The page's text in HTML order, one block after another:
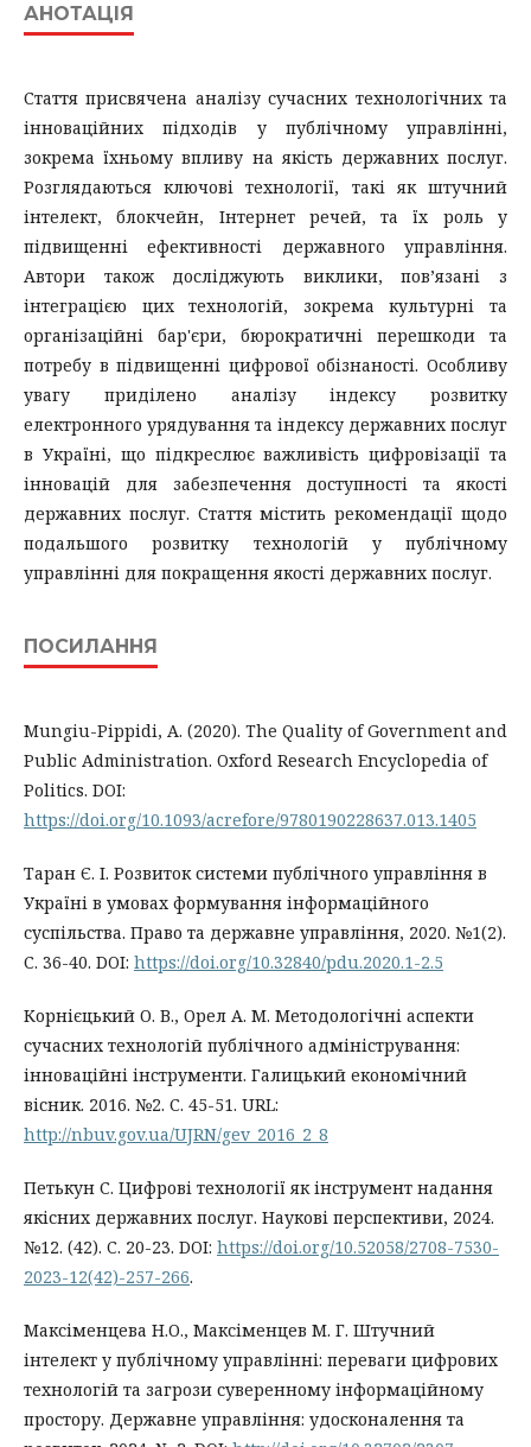
АНОТАЦІЯ
Стаття присвячена аналізу сучасних технологічних та
інноваційних підходів у публічному управлінні,
зокрема їхньому впливу на якість державних послуг.
Розглядаються ключові технології, такі як штучний
інтелект, блокчейн, Інтернет речей, та їх роль у
підвищенні ефективності державного управління.
Автори також досліджують виклики, пов’язані з
інтеграцією цих технологій, зокрема культурні та
організаційні бар'єри, бюрократичні перешкоди та
потребу в підвищенні цифрової обізнаності. Особливу
увагу приділено аналізу індексу розвитку
електронного урядування та індексу державних послуг
в Україні, що підкреслює важливість цифровізації та
інновацій для забезпечення доступності та якості
державних послуг. Стаття містить рекомендації щодо
подальшого розвитку технологій у публічному
управлінні для покращення якості державних послуг.
ПОСИЛАННЯ
Mungiu-Pippidi, A. (2020). The Quality of Government and
Public Administration. Oxford Research Encyclopedia of
Politics. DOI:
https://doi.org/10.1093/acrefore/9780190228637.013.1405
Таран Є. І. Розвиток системи публічного управління в
Україні в умовах формування інформаційного
суспільства. Право та державне управління, 2020. №1(2).
С. 36-40. DOI: https://doi.org/10.32840/pdu.2020.1-2.5
Корнієцький О. В., Орел А. М. Методологічні аспекти
сучасних технологій публічного адміністрування:
інноваційні інструменти. Галицький економічний
вісник. 2016. №2. С. 45-51. URL:
http://nbuv.gov.ua/UJRN/gev_2016_2_8
Петькун С. Цифрові технології як інструмент надання
якісних державних послуг. Наукові перспективи, 2024.
№12. (42). C. 20-23. DOI: https://doi.org/10.52058/2708-7530-
2023-12(42)-257-266.
Максіменцева Н.О., Максіменцев М. Г. Штучний
інтелект у публічному управлінні: переваги цифрових
технологій та загрози суверенному інформаційному
простору. Державне управління: удосконалення та